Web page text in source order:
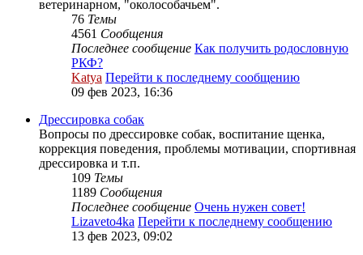
ветеринарном, "околособачьем".
76 Темы
4561 Сообщения
Последнее сообщение Как получить родословную
РКФ?
Katya Перейти к последнему сообщению
09 фев 2023, 16:36
Дрессировка собак
Вопросы по дрессировке собак, воспитание щенка,
коррекция поведения, проблемы мотивации, спортивная
дрессировка и т.п.
109 Темы
1189 Сообщения
Последнее сообщение Очень нужен совет!
Lizaveto4ka Перейти к последнему сообщению
13 фев 2023, 09:02